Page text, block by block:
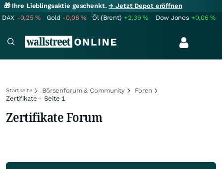
🎁 Ihre Lieblingsaktie geschenkt.→ Jetzt Depot eröffnen
DAX -0,25% Gold -0,08% Öl (Brent) +2,39% Dow Jones +0,06%
Startseite Börsenforum & Community
Foren
Zertifikate - Seite 1
Zertifikate Forum